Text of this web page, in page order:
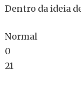
Dentro da ideia
Normal
0
21